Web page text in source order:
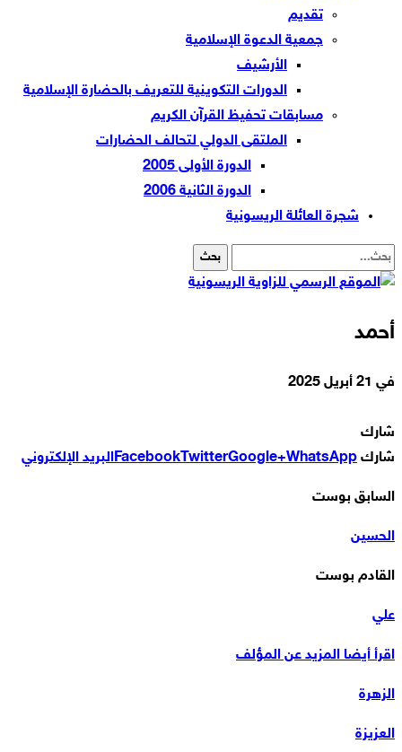
تقديم
جمعية الدعوة الإسلامية
الأرشيف
الدورات التكوينية للتعريف بالحضارة الإسلامية
مسابقات تحفيظ القرآن الكريم
الملتقى الدولي لتحالف الحضارات
الدورة الأولى 2005
الدورة الثانية 2006
شجرة العائلة الريسونية
أحمد
في 21 أبريل 2025
شارك
شارك
FacebookTwitterGoogle+WhatsApp البريد الإلكتروني
السابق بوست
الحسين
القادم بوست
علي
اقرأ أيضا المزيد عن المؤلف
الزهرة
العزيزة